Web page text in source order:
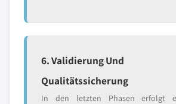
6. Validierung Und
Qualitätssicherung
In den letzten Phasen erfolgt